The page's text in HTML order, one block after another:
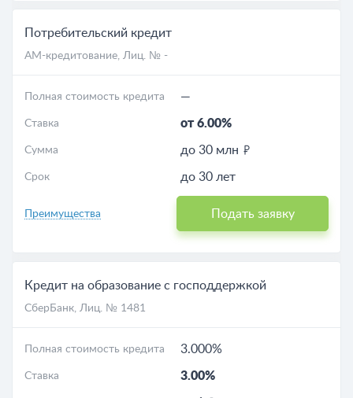
Потребительский кредит
АМ-кредитование, Лиц. № -
Полная стоимость кредита —
Ставка от 6.00%
Сумма до 30 млн
Срок до 30 лет
Преимущества Подать заявку
Кредит на образование с господдержкой
СберБанк, Лиц. № 1481
Полная стоимость кредита 3.000%
Ставка 3.00%